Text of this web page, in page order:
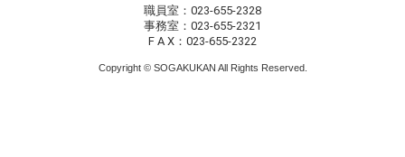
職員室：023-655-2328
事務室：023-655-2321
F A X：023-655-2322
Copyright © SOGAKUKAN All Rights Reserved.